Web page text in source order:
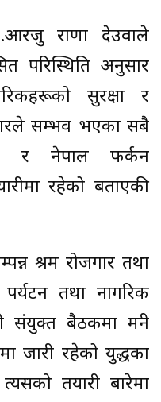
डा.आरजु राणा देउवाले
परिस्थिति अनुसार
सुरक्षा र
सम्भव भएका सबै
र नेपाल फर्कन
रहेको बताएकी
श्रम रोजगार तथा
तथा नागरिक
संयुक्त बैठकमा मन्त्री
जारी रहेको युद्धका
तयारी बारेमा